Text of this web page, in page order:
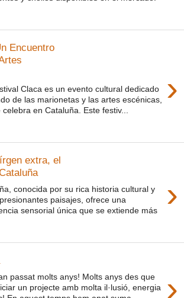
Encuentro
›
Claca es un evento cultural dedicado
de las marionetas y las artes escénicas,
celebra en Cataluña. Este festiv...
extra, el
›
conocida por su rica historia cultural y
paisajes, ofrece una
sensorial única que se extiende más
›
passat molts anys! Molts anys des que
un projecte amb molta il·lusió, energia